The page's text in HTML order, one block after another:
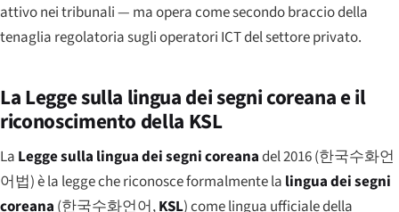
attivo nei tribunali — ma opera come secondo braccio della
tenaglia regolatoria sugli operatori ICT del settore privato.
La Legge sulla lingua dei segni coreana e il
riconoscimento della KSL
La Legge sulla lingua dei segni coreanadel 2016 (한국수화언
어법) è la legge che riconosce formalmente la lingua dei segni
coreana (한국수화언어,KSL) come lingua ufficiale della